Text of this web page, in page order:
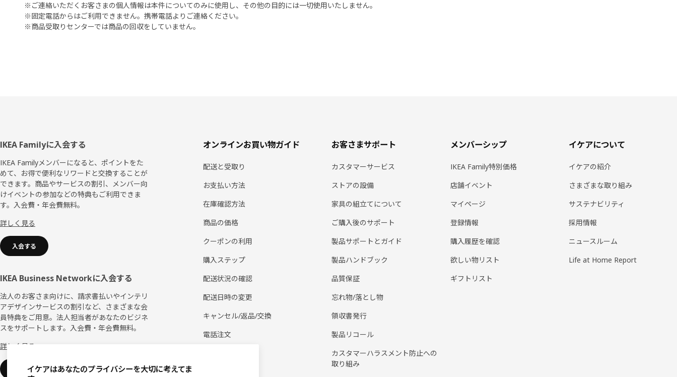
※ご連絡いただくお客さまの個人情報は本件についてのみに使用し、その他の目的には一切使用いたしません。
※固定電話からはご利用できません。携帯電話よりご連絡ください。
※商品受取りセンターでは商品の回収をしていません。
フ
ッ
タ
ー
IKEA Familyに入会する
IKEA Familyメンバーになると、ポイントをた
めて、お得で便利なリワードと交換することが
できます。商品やサービスの割引、メンバー向
けイベントの参加などの特典もご利用できま
す。入会費・年会費無料。
詳しく見る
入会する
IKEA Business Networkに入会する
法人のお客さま向けに、請求書払いやインテリ
アデザインサービスの割引など、さまざまな会
員特典をご用意。法人担当者があなたのビジネ
スをサポートします。入会費・年会費無料。
詳しく見る
IKEA Business Network特典を見る
オンラインお買い物ガイド
配送と受取り
お支払い方法
在庫確認方法
商品の価格
クーポンの利用
購入ステップ
配送状況の確認
配送日時の変更
キャンセル/返品/交換
電話注文
お客さまサポート
カスタマーサービス
ストアの設備
家具の組立てについて
ご購入後のサポート
製品サポートとガイド
製品ハンドブック
品質保証
忘れ物/落とし物
領収書発行
製品リコール
カスタマーハラスメント防止への
取り組み
メンバーシップ
IKEA Family特別価格
店舗イベント
マイページ
登録情報
購入履歴を確認
欲しい物リスト
ギフトリスト
イケアについて
イケアの紹介
さまざまな取り組み
サステナビリティ
採用情報
ニュースルーム
Life at Home Report
イケアはあなたのプライバシーを大切に考えてま